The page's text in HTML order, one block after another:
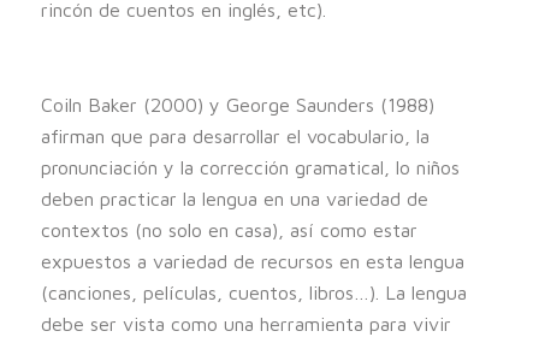
rincón de cuentos en inglés, etc).
Coiln Baker (2000) y George Saunders (1988)
afirman que para desarrollar el vocabulario, la
pronunciación y la corrección gramatical, lo niños
deben practicar la lengua en una variedad de
contextos (no solo en casa), así como estar
expuestos a variedad de recursos en esta lengua
(canciones, películas, cuentos, libros…). La lengua
debe ser vista como una herramienta para vivir